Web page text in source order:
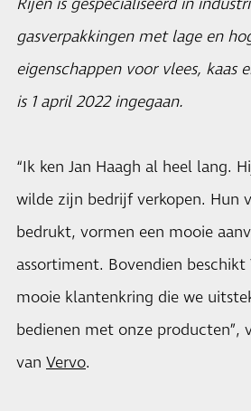
Rijen is gespecialiseerd in
gasverpakkingen met lage en
eigenschappen voor vlees, kaas
is 1 april 2022 ingegaan.
“Ik ken Jan Haagh al heel lang.
wilde zijn bedrijf verkopen. Hun
bedrukt, vormen een mooie
assortiment. Bovendien beschikt
mooie klantenkring die we
bedienen met onze producten”,
van Vervo.